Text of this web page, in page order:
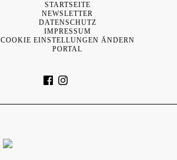
STARTSEITE
NEWSLETTER
DATENSCHUTZ
IMPRESSUM
COOKIE EINSTELLUNGEN ÄNDERN
PORTAL